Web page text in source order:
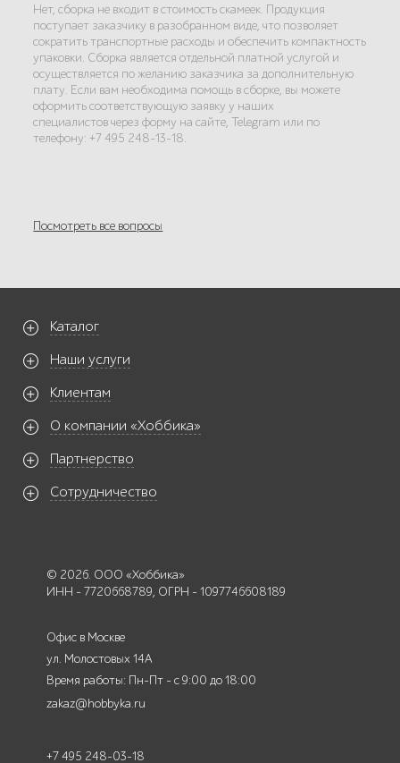
Нет, сборка не входит в стоимость скамеек. Продукция
поступает заказчику в разобранном виде, что позволяет
сократить транспортные расходы и обеспечить компактность
упаковки. Сборка является отдельной платной услугой и
осуществляется по желанию заказчика за дополнительную
плату. Если вам необходима помощь в сборке, вы можете
оформить соответствующую заявку у наших
специалистов через форму на сайте, Telegram или по
телефону: +7 495 248-13-18.
Посмотреть все вопросы
Каталог
Наши услуги
Клиентам
О компании «Хоббика»
Партнерство
Сотрудничество
© 2026. ООО «Хоббика»
ИНН - 7720668789, ОГРН - 1097746608189
Офис в Москве
ул. Молостовых 14А
Время работы: Пн-Пт - с 9:00 до 18:00
zakaz@hobbyka.ru
+7 495 248-03-18